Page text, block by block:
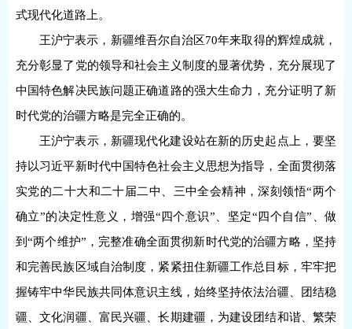
式现代化道路上。
王沪宁表示，新疆维吾尔自治区70年来取得的辉煌成就，
充分彰显了党的领导和社会主义制度的显著优势，充分展现了
中国特色解决民族问题正确道路的强大生命力，充分证明了新
时代党的治疆方略是完全正确的。
王沪宁表示，新疆现代化建设站在新的历史起点上，要坚
持以习近平新时代中国特色社会主义思想为指导，全面贯彻落
实党的二十大和二十届二中、三中全会精神，深刻领悟“两个
确立”的决定性意义，增强“四个意识”、坚定“四个自信”、做
到“两个维护”，完整准确全面贯彻新时代党的治疆方略，坚持
和完善民族区域自治制度，紧紧扭住新疆工作总目标，牢牢把
握铸牢中华民族共同体意识主线，始终坚持依法治疆、团结稳
疆、文化润疆、富民兴疆、长期建疆，为建设团结和谐、繁荣